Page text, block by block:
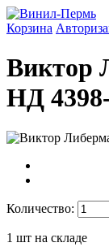
Корзина
Виктор
НД
Количество:
1 шт на складе